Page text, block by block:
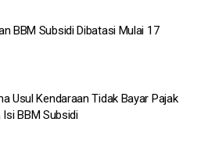
BBM Subsidi Dibatasi Mulai 17
Usul Kendaraan Tidak Bayar Pajak
Isi BBM Subsidi